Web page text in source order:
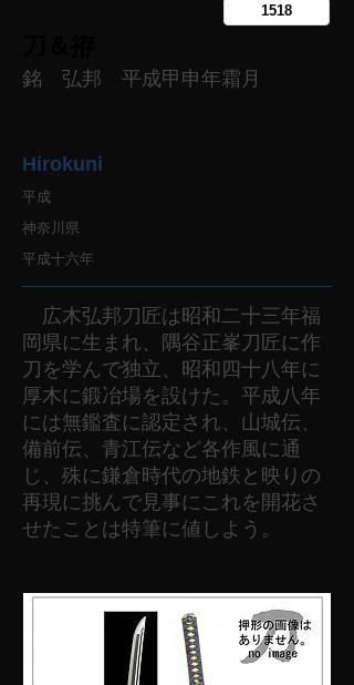
銘 弘邦 平成甲申年霜月
Hirokuni
平成
神奈川県
平成十六年
広木弘邦刀匠は昭和二十三年福
岡県に生まれ、隅谷正峯刀匠に作
刀を学んで独立、昭和四十八年に
厚木に鍛冶場を設けた。平成八年
には無鑑査に認定され、山城伝、
備前伝、青江伝など各作風に通
じ、殊に鎌倉時代の地鉄と映りの
再現に挑んで見事にこれを開花さ
せたことは特筆に値しよう。